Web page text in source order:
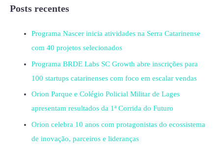
Posts recentes
Programa Nascer inicia atividades na Serra Catarinense
com 40 projetos selecionados
Programa BRDE Labs SC Growth abre inscrições para
100 startups catarinenses com foco em escalar vendas
Orion Parque e Colégio Policial Militar de Lages
apresentam resultados da 1ª Corrida do Futuro
Orion celebra 10 anos com protagonistas do ecossistema
de inovação, parceiros e lideranças